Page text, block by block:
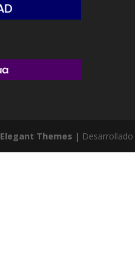
Elegant Themes |